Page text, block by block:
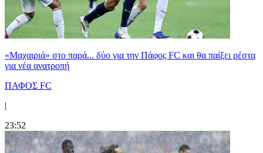
«Μαχαιριά» στο παρά... δύο για την Πάφος FC και θα παίξει ρέστα
για νέα ανατροπή
ΠΑΦΟΣ FC
|
23:52